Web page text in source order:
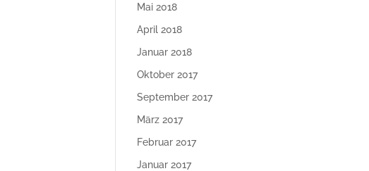
Mai 2018
April 2018
Januar 2018
Oktober 2017
September 2017
März 2017
Februar 2017
Januar 2017